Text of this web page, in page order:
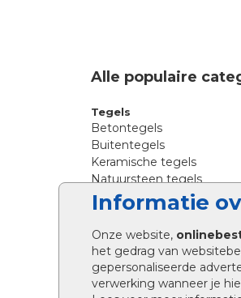
Informatie
Onze website,
het gedrag van
gepersonaliseerde
verwerking wanneer je
Alle populaire
Tegels
Betontegels
Buitentegels
Keramische tegels
Natuursteen tegels
Siertegels
Stoeptegels
Straattegels
Terrastegels
Tuintegels